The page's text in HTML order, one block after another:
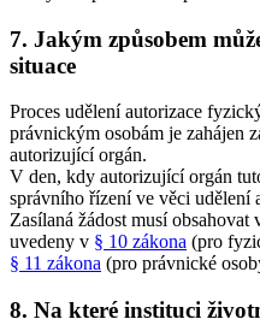
7. Jakým způsobem
situace
Proces udělení autorizace
právnickým osobám je zahájen
autorizující orgán.
V den, kdy autorizující orgán
správního řízení ve věci udělení
Zasílaná žádost musí obsahovat
uvedeny v § 10 zákona (pro
§ 11 zákona (pro právnické
8. Na které instituci